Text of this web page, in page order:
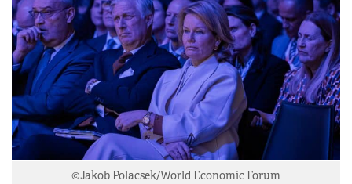
©Jakob Polacsek/World Economic Forum